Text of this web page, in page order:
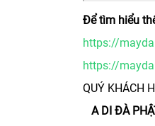
Để tìm hiểu
https://
https://
QUÝ KHÁCH
A DI ĐÀ